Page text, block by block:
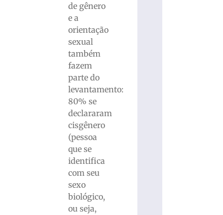
de gênero
e a
orientação
sexual
também
fazem
parte do
levantamento:
80% se
declararam
cisgênero
(pessoa
que se
identifica
com seu
sexo
biológico,
ou seja,